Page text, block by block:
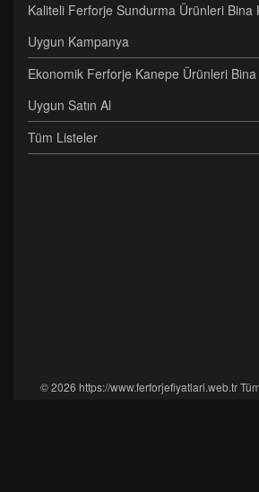
Kaliteli Ferforje Sundurma Ürünleri Bina
Uygun Kampanya
Ekonomik Ferforje Kanepe Ürünleri Bina
Uygun Satın Al
Tüm Listeler
© 2026 https://www.ferforjefiyatlari.web.tr Tüm